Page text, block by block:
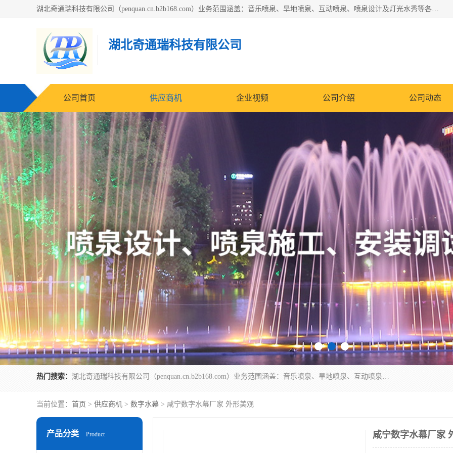
湖北奇通瑞科技有限公司（penquan.cn.b2b168.com）业务范围涵盖：音乐喷泉、旱地喷泉、互动喷泉、喷泉设计及灯光水秀等各类水景工程，广泛应用于公园、城市广场、商业综合体、旅游景区、住宅社区等领域。
湖北奇通瑞科技有限公司
公司首页 供应商机 企业视频 公司介绍 公司动态
热门搜索： 湖北奇通瑞科技有限公司（penquan.cn.b2b168.com）业务范围涵盖：音乐喷泉、旱地喷泉、互动喷泉、喷泉设计及灯光水秀等各类水景工程，广泛应用于公园、城市广场、商业综合体、旅游景区、住宅社区等领域。
当前位置： 首页 > 供应商机 > 数字水幕 > 咸宁数字水幕厂家 外形美观
产品分类 Product 咸宁数字水幕厂家